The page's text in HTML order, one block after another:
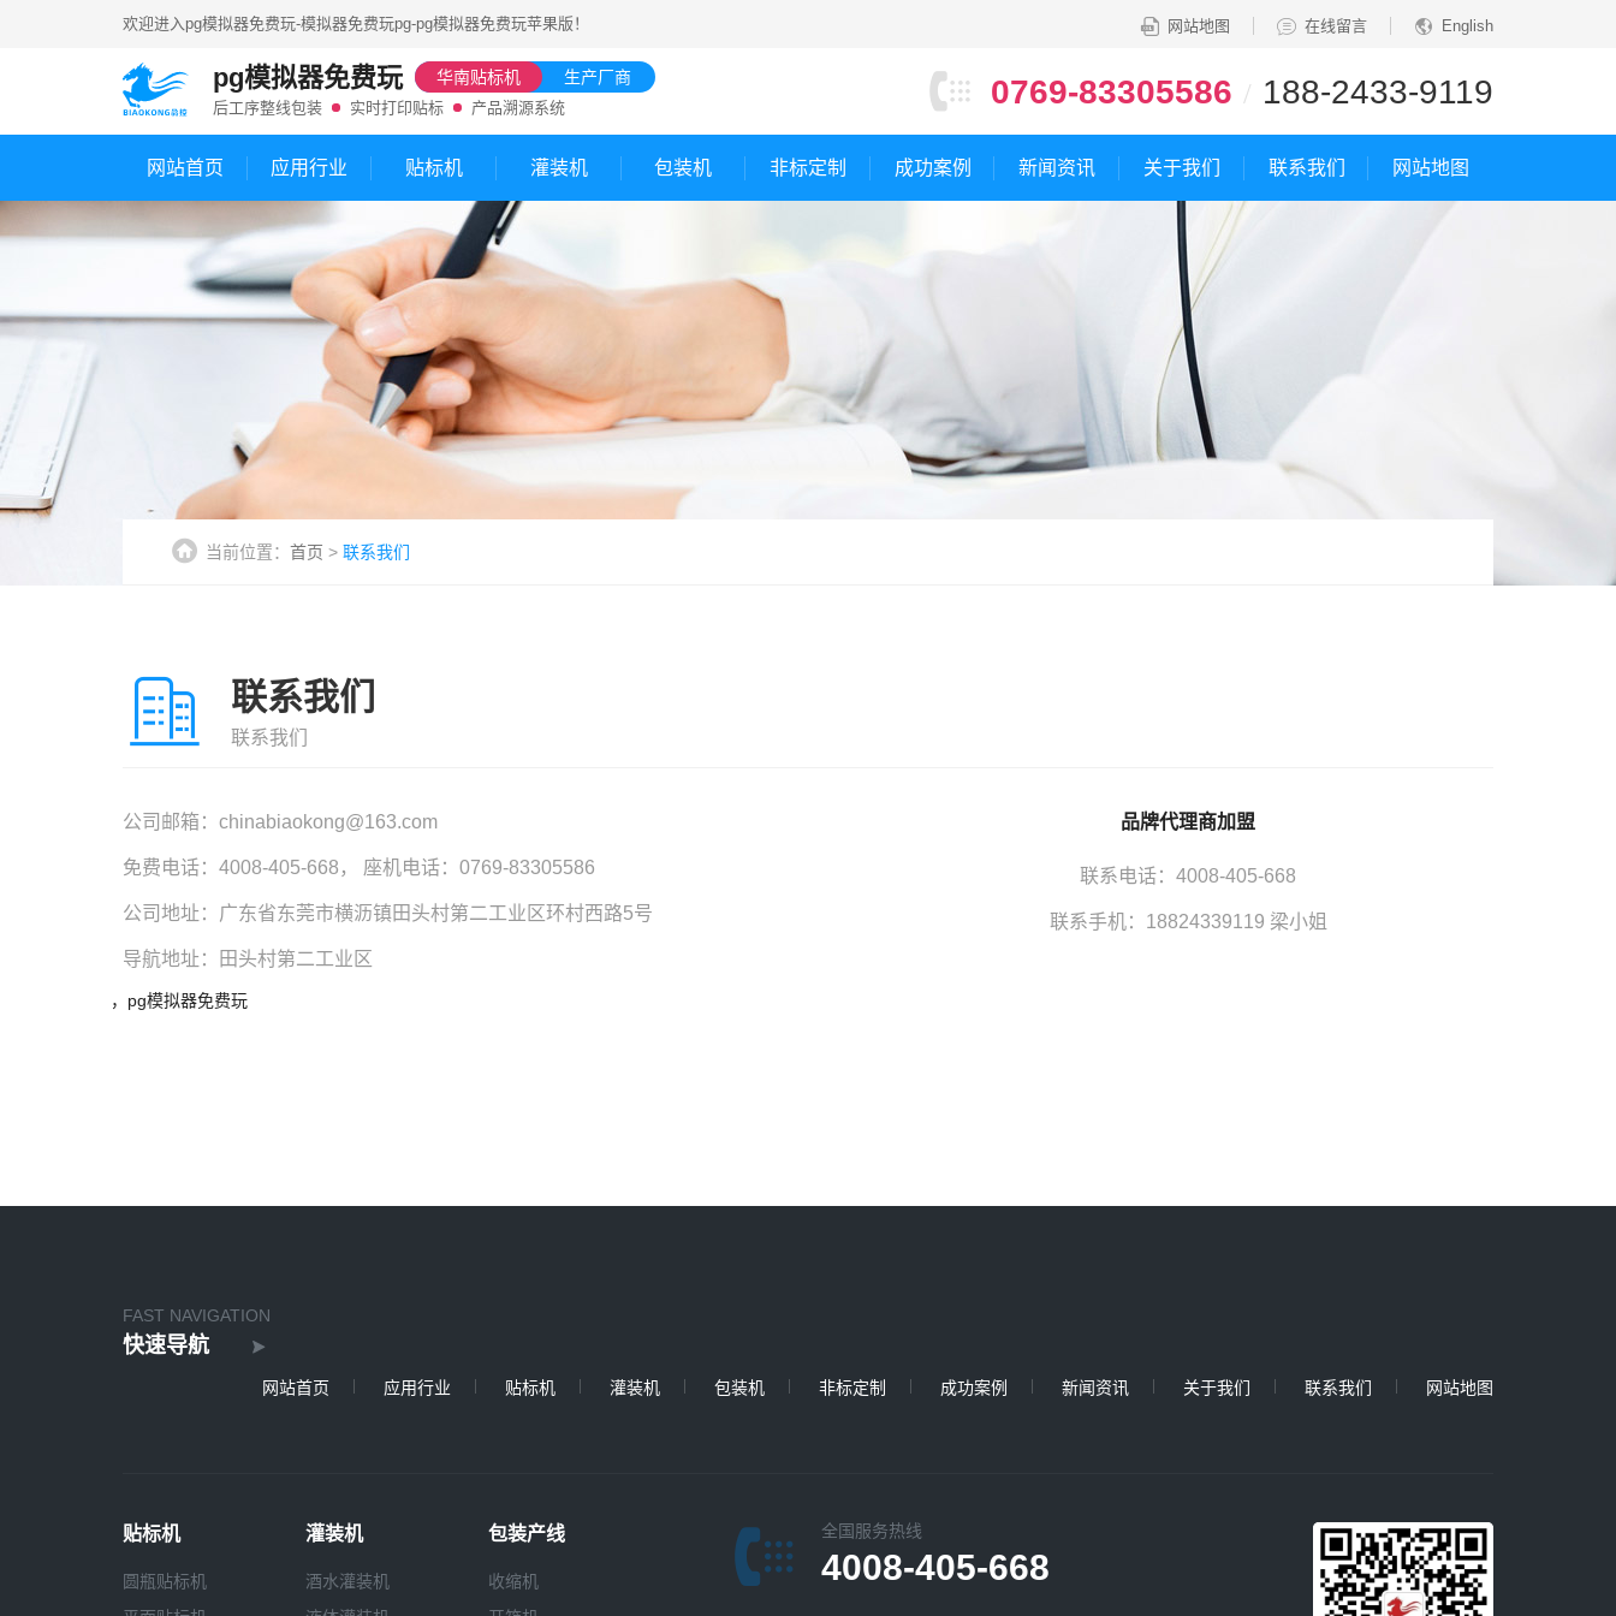
欢迎进入pg模拟器免费玩-模拟器免费玩pg-pg模拟器免费玩苹果版 ！ 网站地图 在线留言 English
pg模拟器免费玩 华南贴标机 生产厂商
后工序整线包装 实时打印贴标 产品溯源系统 0769-83305586 / 188-2433-9119
网站首页 应用行业 贴标机 灌装机 包装机 非标定制 成功案例 新闻资讯 关于我们 联系我们 网站地图
当前位置： 首页 > 联系我们
联系我们
联系我们
公司邮箱： chinabiaokong@163.com
免费电话： 4008-405-668 ， 座机电话： 0769-83305586
公司地址：广东省东莞市横沥镇田头村第二工业区环村西路5号
导航地址：田头村第二工业区
品牌代理商加盟
联系电话：4008-405-668
联系手机：18824339119 梁小姐
，pg模拟器免费玩
FAST NAVIGATION
快速导航
网站首页 应用行业 贴标机 灌装机 包装机 非标定制 成功案例 新闻资讯 关于我们 联系我们 网站地图
贴标机
圆瓶贴标机
灌装机
酒水灌装机
包装产线
收缩机
全国服务热线
4008-405-668